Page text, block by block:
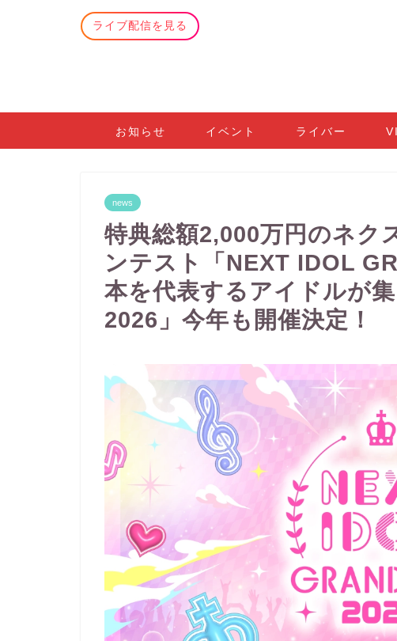
ライブ配信を見る
お知らせ イベント ライバー
news
特典総額2,000万円のネク
ンテスト「NEXT IDOL
本を代表するアイドルが
2026」今年も開催決定！